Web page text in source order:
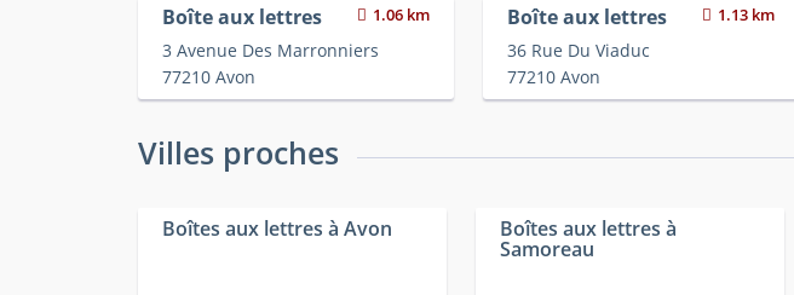
Boîte aux lettres 1.06 km
3 Avenue Des Marronniers
77210 Avon
Boîte aux lettres 1.13 km
36 Rue Du Viaduc
77210 Avon
Villes proches
Boîtes aux lettres à Avon Boîtes aux lettres à
Samoreau